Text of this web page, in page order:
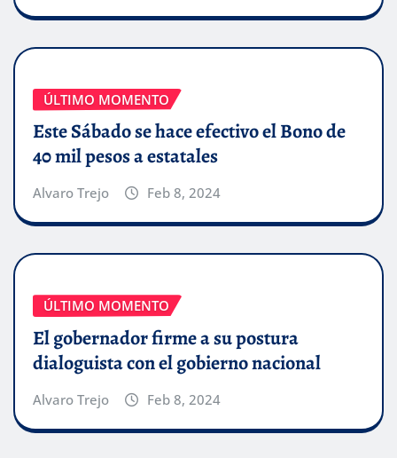
ÚLTIMO MOMENTO
Este Sábado se hace efectivo el Bono de
40 mil pesos a estatales
Alvaro Trejo Feb 8, 2024
ÚLTIMO MOMENTO
El gobernador firme a su postura
dialoguista con el gobierno nacional
Alvaro Trejo Feb 8, 2024